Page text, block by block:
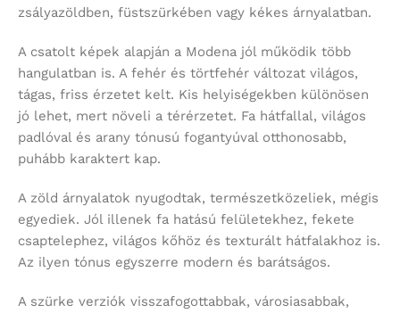
zsályazöldben, füstszürkében vagy kékes árnyalatban.
A csatolt képek alapján a Modena jól működik több
hangulatban is. A fehér és törtfehér változat világos,
tágas, friss érzetet kelt. Kis helyiségekben különösen
jó lehet, mert növeli a térérzetet. Fa hátfallal, világos
padlóval és arany tónusú fogantyúval otthonosabb,
puhább karaktert kap.
A zöld árnyalatok nyugodtak, természetközeliek, mégis
egyediek. Jól illenek fa hatású felületekhez, fekete
csaptelephez, világos kőhöz és texturált hátfalakhoz is.
Az ilyen tónus egyszerre modern és barátságos.
A szürke verziók visszafogottabbak, városiasabbak,